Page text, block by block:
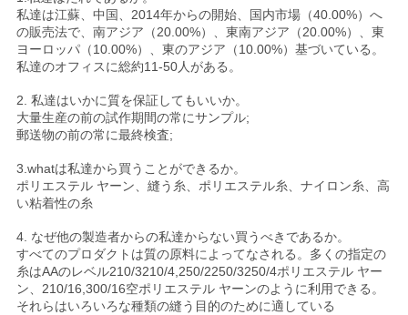
私達は江蘇、中国、2014年からの開始、国内市場（40.00%）へ
の販売法で、南アジア（20.00%）、東南アジア（20.00%）、東
ヨーロッパ（10.00%）、東のアジア（10.00%）基づいている。
私達のオフィスに総約11-50人がある。
2. 私達はいかに質を保証してもいいか。
大量生産の前の試作期間の常にサンプル;
郵送物の前の常に最終検査;
3.whatは私達から買うことができるか。
ポリエステル ヤーン、縫う糸、ポリエステル糸、ナイロン糸、高
い粘着性の糸
4. なぜ他の製造者からの私達からない買うべきであるか。
すべてのプロダクトは質の原料によってなされる。多くの指定の
糸はAAのレベル210/3210/4,250/2250/3250/4ポリエステル ヤー
ン、210/16,300/16空ポリエステル ヤーンのように利用できる。
それらはいろいろな種類の縫う目的のために適している